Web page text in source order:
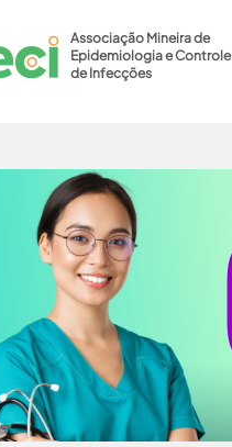
Associação Mineira de
Epidemiologia e Controle
de Infecções